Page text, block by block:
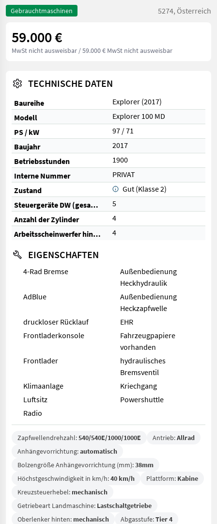
Gebrauchtmaschinen 5274, Österreich
59.000 €
MwSt nicht ausweisbar / 59.000 € MwSt nicht ausweisbar
TECHNISCHE DATEN
Baureihe
Explorer (2017)
Modell
Explorer 100 MD
PS / kW
97 / 71
Baujahr
2017
Betriebsstunden
1900
Interne Nummer
PRIVAT
Zustand
Gut (Klasse 2)
Steuergeräte DW (gesamt)
5
Anzahl der Zylinder
4
Arbeitsscheinwerfer hinten
4
EIGENSCHAFTEN
4-Rad Bremse
Außenbedienung
Heckhydraulik
AdBlue
Außenbedienung
Heckzapfwelle
druckloser Rücklauf
EHR
Frontladerkonsole
Fahrzeugpapiere
vorhanden
Frontlader
hydraulisches
Bremsventil
Klimaanlage
Kriechgang
Luftsitz
Powershuttle
Radio
Zapfwellendrehzahl:540/540E/1000/1000E Antrieb:Allrad
Anhängevorrichtung:automatisch
Bolzengröße Anhängevorrichtung (mm):38mm
Höchstgeschwindigkeit in km/h:40 km/h Plattform: Kabine
Kreuzsteuerhebel: mechanisch
Getriebeart Landmaschine: Lastschaltgetriebe
Oberlenker hinten: mechanisch Abgasstufe:Tier 4